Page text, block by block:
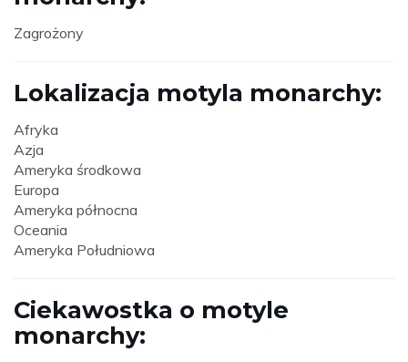
Zagrożony
Lokalizacja motyla monarchy:
Afryka
Azja
Ameryka środkowa
Europa
Ameryka północna
Oceania
Ameryka Południowa
Ciekawostka o motyle
monarchy: